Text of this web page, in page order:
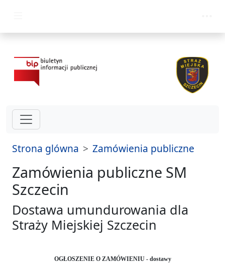
Strona glówna Zamówienia publiczne
Zamówienia publiczne SM
Szczecin
Dostawa umundurowania dla
Straży Miejskiej Szczecin
OGŁOSZENIE O ZAMÓWIENIU - dostawy